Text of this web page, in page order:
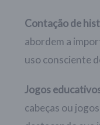
Contação de
abordem a
uso consciente
Jogos
cabeças ou